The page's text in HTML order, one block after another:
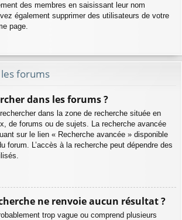
des membres en saisissant leur nom
également supprimer des utilisateurs de votre
page.
forums
dans les forums ?
dans la zone de recherche située en
de forums ou de sujets. La recherche avancée
sur le lien « Recherche avancée » disponible
forum. L’accès à la recherche peut dépendre des
ne renvoie aucun résultat ?
trop vague ou comprend plusieurs